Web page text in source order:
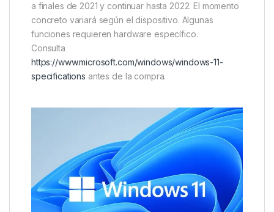
a finales de 2021 y continuar hasta 2022. El momento
concreto variará según el dispositivo. Algunas
funciones requieren hardware específico.
Consulta
https://www.microsoft.com/windows/windows-11-
specifications antes de la compra.